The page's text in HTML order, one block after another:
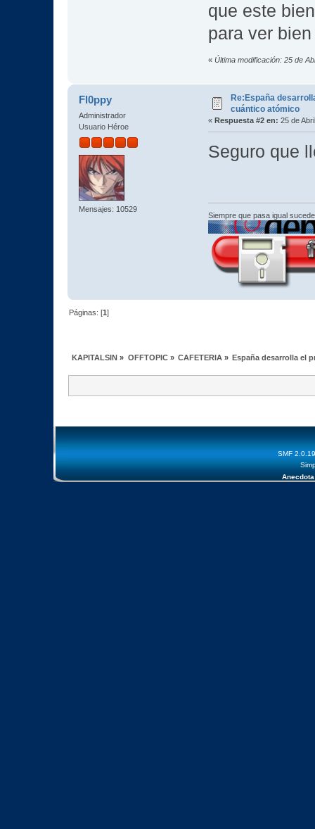
que este
para ver
« Última modificación: 25 de
Fl0ppy
Administrador
Usuario Héroe
Mensajes: 10529
Re:España
cuántico atómico
« Respuesta #2 en: 25 de
Seguro que
Siempre que pasa igual
Páginas: [1]
KAPITALSIN » OFFTOPIC» CAFETERIA» España desarrolla el
SMF 2.0.19
Anecdota